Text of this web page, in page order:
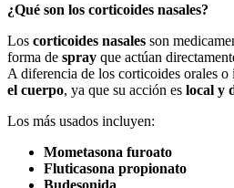
¿Qué son los corticoides nasales?
Los corticoides nasales son
forma de spray que actúan
A diferencia de los corticoides orales o
el cuerpo, ya que su acción es local y
Los más usados incluyen:
Mometasona furoato
Fluticasona propionato
Budesonida